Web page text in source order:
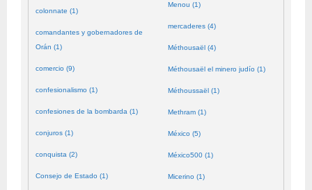
colonnate (1)
comandantes y gobernadores de
Orán (1)
comercio (9)
confesionalismo (1)
confesiones de la bombarda (1)
conjuros (1)
conquista (2)
Consejo de Estado (1)
Menou (1)
mercaderes (4)
Méthousaël (4)
Méthousaël el minero judío (1)
Méthoussaël (1)
Methram (1)
México (5)
México500 (1)
Micerino (1)